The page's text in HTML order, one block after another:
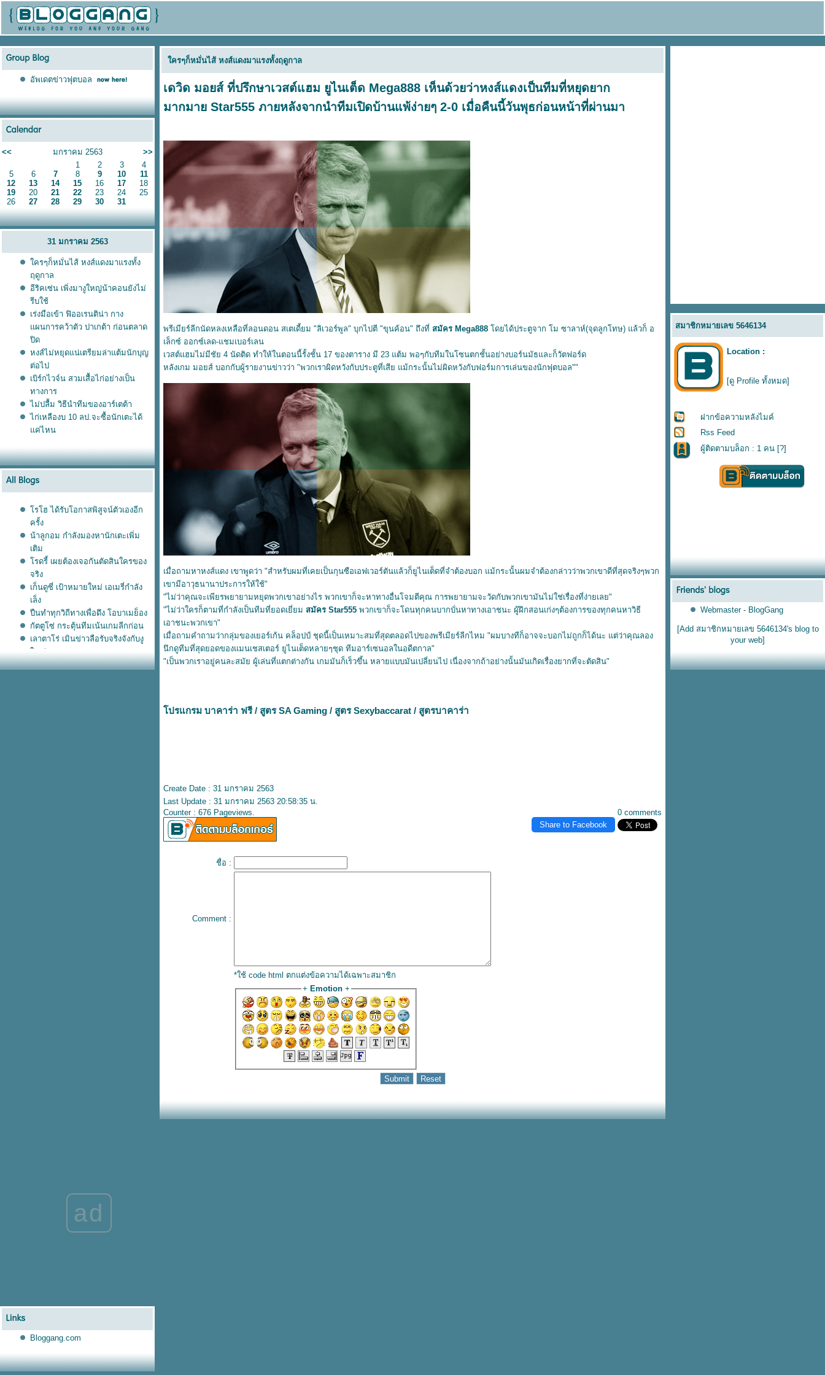
อัพเดตข่าวฟุตบอล
<< มกราคม 2563
>>
1
2 3
4
5
6 7 8 9 10
11
12
13 14 15 16 17
18
19
20 21 22 23 24
25
26
27 28 29 30 31
31 มกราคม 2563
ครๆก็หมั่นไส้ หงส์แดงมาแรงทั้ง
ฤดูกาล
อีริคเซ่น เพิ่งมางูใหญ่น้าคอนยังไม่
รีบใช้
เร่งมือเข้า ฟิออเรนติน่า กาง
ผนการคว้าตัว ปาเกต้า ก่อนตลาด
ปิด
หงส์ไม่หยุดแน่เตรียมล่าแต้มนักบุญ
ต่อไป
เบิร์กไวจ์น สวมเสื้อไก่อย่างเป็น
ทางการ
ไม่ปลื้ม วิธีนำทีมของอาร์เตต้า
ไก่เหลืองบ 10 ลป.จะซื้อนักเตะได้
ค่ไหน
รโฮ ได้รับโอกาสพิสูจน์ตัวเองอีก
ครั้ง
น้าลูกอม กำลังมองหานักเตะเพิ่ม
เติม
รดรี้ เผยต้องเจอกันตัดสินใครของ
จริง
เก็นดูซี่ เป้าหมายใหม่ เอเมรี่กำลัง
เล็ง
ปืนทำทุกวิถีทางเพื่อดึง โอบาเมย็อง
กัตตูโซ่ กระตุ้นทีมเน้นเกมลีกก่อน
เลาตาโร่ เมินข่าวลือรับจริงจังกับงู
หญ่
น้าลูกอมประทับใจ กรีนวู้ด ผลงานดี
อาร์เตต้า เตรียมแผนรั้ง เซบายอส
อันเช่ กระตุ้นลูกทีมปรับจิตใจเพื่อ
เทียบระดับ อาซาร์
มาหมด
ปีศาจแดงพร้อมควักกระเป๋าจ่าย 50
ครๆก็หมั่นไส้ หงส์แดงมาแรงทั้งฤดูกาล
เดวิด มอยส์ ที่ปรึกษาเวสต์แฮม ยูไนเต็ด Mega888 เห็นด้วยว่าหงส์แดงเป็นทีมที่หยุดยาก
มากมา Star555 ภายหลังจากนำทีมเปิดบ้านแพ้ง่ายๆ 2-0 เมื่อคืนนี้วันพุธก่อนหน้าที่ผ่านมา
พรีเมียร์ลีกนัดหลงเหลือที่ลอนดอน สเตเดี้ยม "ลิเวอร์พูล" บุกไปตี "ขุนค้อน" ถึงที่ สมัคร Mega888 ดยได้ประตูจาก โม ซาลาห์(จุดลูกโทษ) แล้วก็ อ
เล็กซ์ ออกซ์เลด-แชมเบอร์เลน
เวสต์แฮมไม่มีชัย 4 นัดติด ทำให้ในตอนนี้รั้งชั้น 17 ของตาราง มี 23 แต้ม พอๆกับทีมในโซนตกชั้นอย่างบอร์นมัธและก็วัตฟอร์ด
หลังเกม มอยส์ บอกกับผู้รายงานข่าวว่า "พวกเราผิดหวังกับประตูที่เสีย แม้กระนั้นไม่ผิดหวังกับฟอร์มการเล่นของนักฟุตบอล""
เมื่อถามหาหงส์แดง เขาพูดว่า "สำหรับผมที่เคยเป็นกุนซือเอฟเวอร์ตันแล้วก็ยูไนเต็ดที่จำต้องบอก แม้กระนั้นผมจำต้องกล่าวว่าพวกเขาดีที่สุดจริงๆพวก
เขามีอาวุธนานาประการให้ใช้"
"ไม่ว่าคุณจะเพียรพยายามหยุดพวกเขาอย่างไร พวกเขาก็จะหาทางอื่นโจมตีคุณ การพยายามจะวัดกับพวกเขามันไม่ใช่เรื่องที่ง่ายเลย"
"ไม่ว่าใครก็ตามที่กำลังเป็นทีมที่ยอดเยี่ยม สมัคร Star555 พวกเขาก็จะโดนทุกคนบากบั่นหาทางเอาชนะ ผู้ฝึกสอนเก่งๆต้องการของทุกคนหาวิธี
เอาชนะพวกเขา"
เมื่อถามคำถามว่ากลุ่มของเยอร์เก้น คล็อปป์ ชุดนี้เป็นเหมาะสมที่สุดตลอดไปของพรีเมียร์ลีกไหม "ผมบางทีก็อาจจะบอกไม่ถูกก็ได้นะ แต่ว่าคุณลอง
นึกดูทีมที่สุดยอดของแมนเชสเตอร์ ยูไนเต็ดหลายๆชุด ทีมอาร์เซนอลในอดีตกาล"
"เป็นพวกเราอยู่คนละสมัย ผู้เล่นที่แตกต่างกัน เกมมันก็เร็วขึ้น หลายแบบมันเปลี่ยนไป เนื่องจากถ้าอย่างนั้นมันเกิดเรื่องยากที่จะตัดสิน"
ปรแกรม บาคาร่า ฟรี/ สูตรSA Gaming / สูตรSexybaccarat / สูตรบาคาร่า
Create Date : 31 มกราคม 2563
Last Update : 31 มกราคม 2563 20:58:35 น.
0 comments
Counter : 676 Pageviews.
Share to Facebook
ชื่อ :
Comment :
*ใช้ code html ตกแต่งข้อความได้เฉพาะสมาชิก
+ Emotion+
สมาชิกหมายเลข 5646134
Location :
[ดู Profile ทั้งหมด]
ฝากข้อความหลังไมค์
Rss Feed
ผู้ติดตามบล็อก : 1 คน [?]
Webmaster - BlogGang
[Add สมาชิกหมายเลข 5646134's blog to
your web]
ad
Bloggang.com